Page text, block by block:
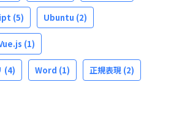
(5) Ubuntu (2)
(1)
(4) Word (1) 正規表現 (2)